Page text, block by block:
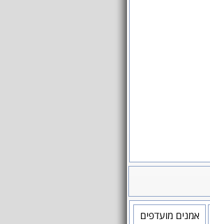
אמנים מועדפים